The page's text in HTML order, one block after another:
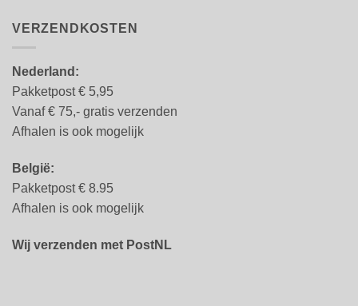
VERZENDKOSTEN
Nederland:
Pakketpost € 5,95
Vanaf € 75,- gratis verzenden
Afhalen is ook mogelijk
België:
Pakketpost € 8.95
Afhalen is ook mogelijk
Wij verzenden met PostNL